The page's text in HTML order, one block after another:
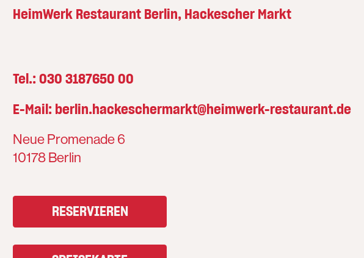
HeimWerk Restaurant Berlin, Hackescher Markt
Tel.: 030 3187650 00
E-Mail: berlin.hackeschermarkt@heimwerk-restaurant.de
Neue Promenade 6
10178 Berlin
RESERVIEREN